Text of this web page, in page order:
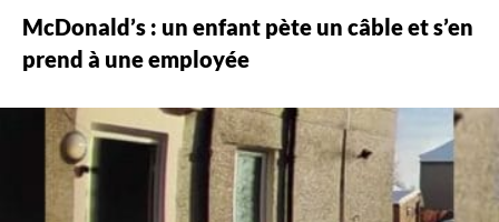
McDonald’s : un enfant pète un câble et s’en
prend à une employée